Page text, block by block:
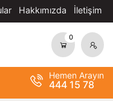
Hakkımızda İletişim
0
Hemen Arayın
444 15 78